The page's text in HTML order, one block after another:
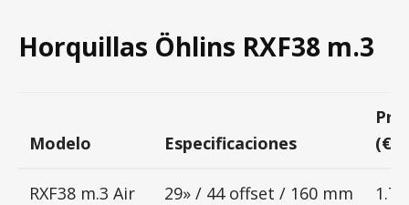
Horquillas Öhlins RXF38 m.3
Modelo Especificaciones
(€)
RXF38 m.3 Air 29» / 44 offset / 160 mm